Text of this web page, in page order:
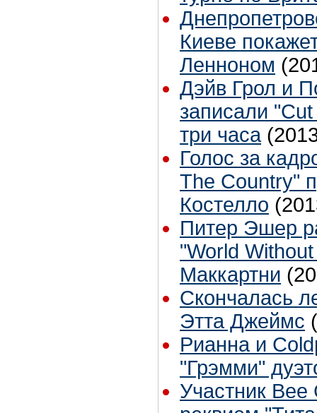
Киеве
Ленноном
Дэйв Грол и
записали
три часа
Голос за
The Country"
Костелло
Питер Эшер
"World
Маккартни
Скончалась
Этта Джеймс
Рианна и
"Грэмми"
Участник Bee